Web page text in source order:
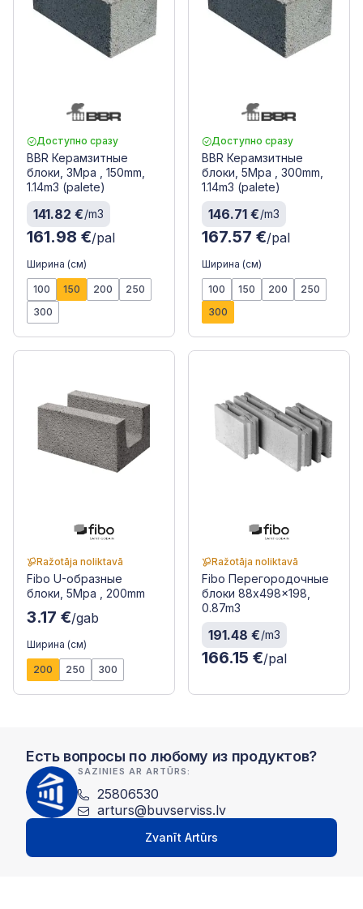
Доступно сразу
BBR Керамзитные
блоки, 3Mpa , 150mm,
1.14m3 (palete)
141.82 €/m3
161.98 €/pal
Ширина (см)
100 150 200
250
300
Доступно сразу
BBR Керамзитные
блоки, 5Mpa , 300mm,
1.14m3 (palete)
146.71 €/m3
167.57 €/pal
Ширина (см)
100 150 200
250
300
Ražotāja noliktavā
Fibo U-образные
блоки, 5Mpa , 200mm
3.17 €/gab
Ширина (см)
200 250 300
Ražotāja noliktavā
Fibo Перегородочные
блоки 88x498x198,
0.87m3
191.48 €/m3
166.15 €/pal
Есть вопросы по любому из продуктов?
SAZINIES AR ARTŪRS:
25806530
arturs@buvserviss.lv
Zvanīt Artūrs